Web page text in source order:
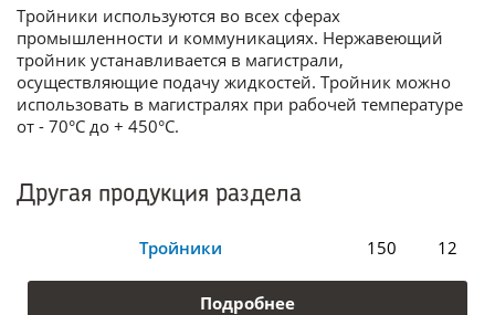
Тройники используются во всех сферах
промышленности и коммуникациях. Нержавеющий
тройник устанавливается в магистрали,
осуществляющие подачу жидкостей. Тройник можно
использовать в магистралях при рабочей температуре
от - 70°С до + 450°С.
Другая продукция раздела
Тройники 150 12
Подробнее